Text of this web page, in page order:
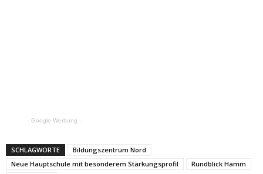
- Google Werbung -
SCHLAGWORTE
Bildungszentrum Nord
Neue Hauptschule mit besonderem Stärkungsprofil
Rundblick Hamm